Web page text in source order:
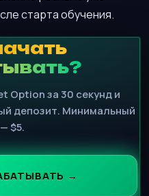
старта обучения.
Option за 30 секунд и
депозит. Минимальный
$5.
→